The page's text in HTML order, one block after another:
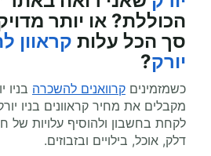
הכוללת? או יותר
סך הכל עלות קראוון
יורק?
כשמזמינים קרוואנים להשכרה בניו
מקבלים את מחיר קראוונים בניו
לקחת בחשבון ולהוסיף עלויות של
דלק, אוכל, בילויים ובזבוזים.